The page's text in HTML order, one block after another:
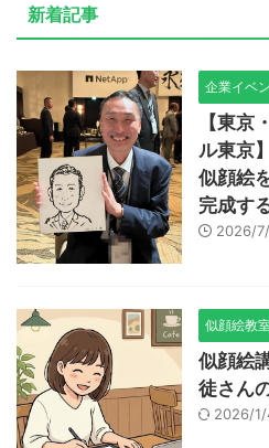
新着記事
企業イベ
【東京
ル東京
似顔絵
完成す
2026/
似顔絵教
似顔絵
徒さん
2026/